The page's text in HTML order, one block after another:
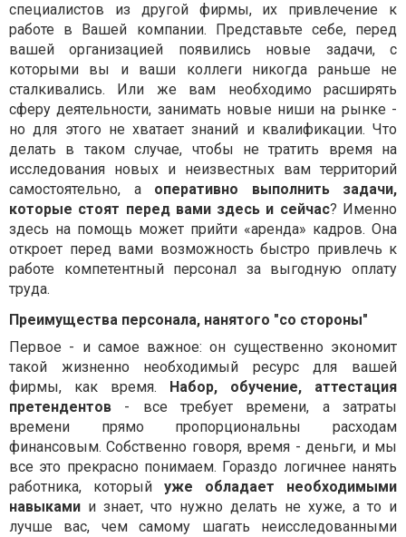
специалистов из другой фирмы, их привлечение к
работе в Вашей компании. Представьте себе, перед
вашей организацией появились новые задачи, с
которыми вы и ваши коллеги никогда раньше не
сталкивались. Или же вам необходимо расширять
сферу деятельности, занимать новые ниши на рынке -
но для этого не хватает знаний и квалификации. Что
делать в таком случае, чтобы не тратить время на
исследования новых и неизвестных вам территорий
самостоятельно, а оперативно выполнить задачи,
которые стоят перед вами здесь и сейчас? Именно
здесь на помощь может прийти «аренда» кадров. Она
откроет перед вами возможность быстро привлечь к
работе компетентный персонал за выгодную оплату
труда.
Преимущества персонала, нанятого "со стороны"
Первое - и самое важное: он существенно экономит
такой жизненно необходимый ресурс для вашей
фирмы, как время. Набор, обучение, аттестация
претендентов - все требует времени, а затраты
времени прямо пропорциональны расходам
финансовым. Собственно говоря, время - деньги, и мы
все это прекрасно понимаем. Гораздо логичнее нанять
работника, который уже обладает необходимыми
навыками и знает, что нужно делать не хуже, а то и
лучше вас, чем самому шагать неисследованными